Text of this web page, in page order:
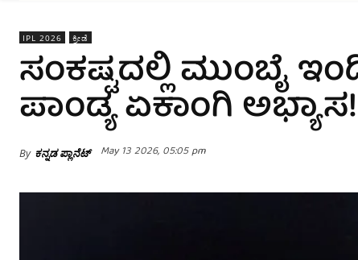
IPL 2026 ಕ್ರೀಡೆ
ಸಂಕಷ್ಟದಲ್ಲಿ ಮುಂಬೈ
ಪಾಂಡ್ಯ ಏಕಾಂಗಿ ಅಭ್ಯಾಸ!
By ಕನ್ನಡ ಪ್ಲಾನೆಟ್ May 13 2026, 05:05 pm